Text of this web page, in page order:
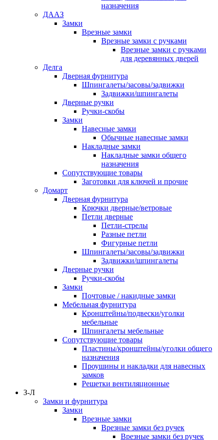
назначения
ДААЗ
Замки
Врезные замки
Врезные замки с ручками
Врезные замки с ручками
для деревянных дверей
Делга
Дверная фурнитура
Шпингалеты/засовы/задвижки
Задвижки/шпингалеты
Дверные ручки
Ручки-скобы
Замки
Навесные замки
Обычные навесные замки
Накладные замки
Накладные замки общего
назначения
Сопутствующие товары
Заготовки для ключей и прочие
Домарт
Дверная фурнитура
Крючки дверные/ветровые
Петли дверные
Петли-стрелы
Разные петли
Фигурные петли
Шпингалеты/засовы/задвижки
Задвижки/шпингалеты
Дверные ручки
Ручки-скобы
Замки
Почтовые / накидные замки
Мебельная фурнитура
Кронштейны/подвески/уголки
мебельные
Шпингалеты мебельные
Сопутствующие товары
Пластины/кронштейны/уголки общего
назначения
Проушины и накладки для навесных
замков
Решетки вентиляционные
З-Л
Замки и фурнитура
Замки
Врезные замки
Врезные замки без ручек
Врезные замки без ручек